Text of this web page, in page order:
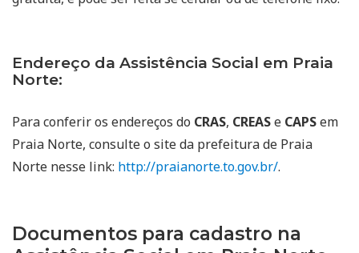
Endereço da Assistência Social em Praia
Norte:
Para conferir os endereços do CRAS, CREASe CAPSem
Praia Norte, consulte o site da prefeitura de Praia
Norte nesse link: http://praianorte.to.gov.br/.
Documentos para cadastro na